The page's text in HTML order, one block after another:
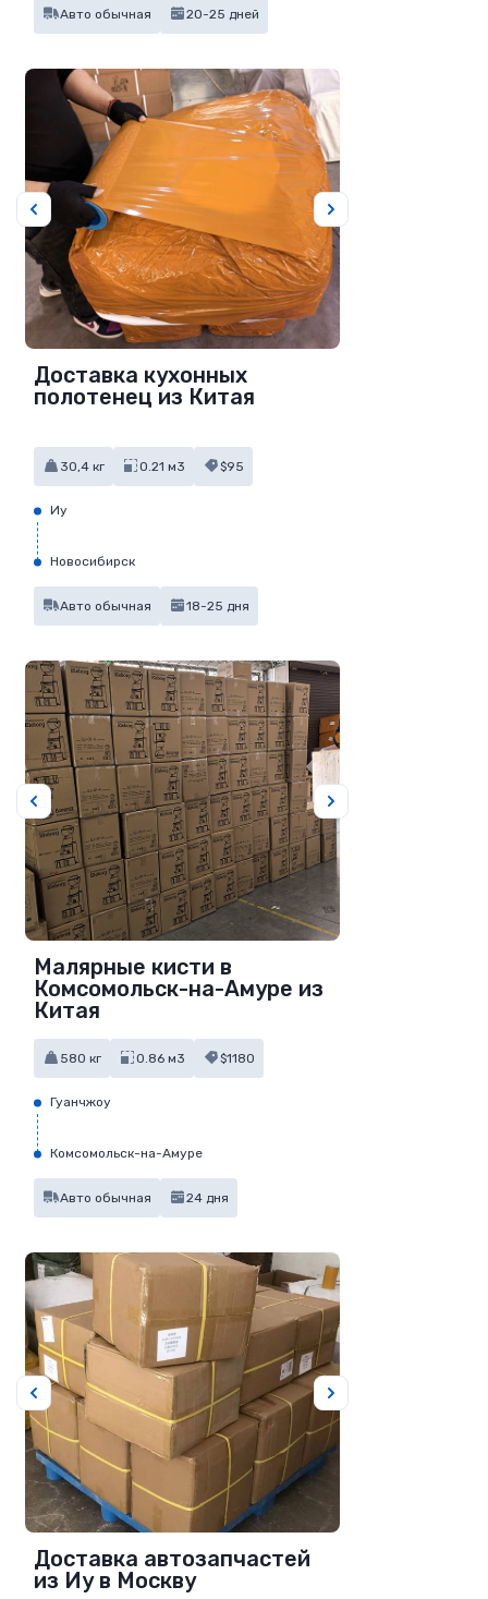
Авто обычная 20-25 дней
Доставка кухонных
полотенец из Китая
30,4 кг 0.21 м3 $95
Иу
Новосибирск
Авто обычная 18-25 дня
Малярные кисти в
Комсомольск-на-Амуре из
Китая
580 кг 0.86 м3 $1180
Гуанчжоу
Комсомольск-на-Амуре
Авто обычная 24 дня
Доставка автозапчастей
из Иу в Москву